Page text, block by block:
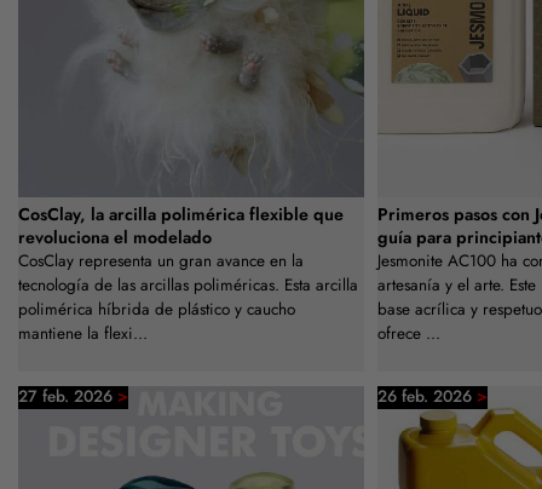
CosClay, la arcilla polimérica flexible que
revoluciona el modelado
CosClay representa un gran avance en la
tecnología de las arcillas poliméricas. Esta arcilla
polimérica híbrida de plástico y caucho
mantiene la flexi...
Primeros pasos con
guía para
Jesmonite AC100 ha
artesanía y el arte.
base acrílica y
ofrece ...
27 feb. 2026 > 26 feb. 2026 >